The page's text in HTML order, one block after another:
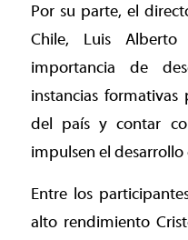
Por su parte, el
Chile, Luis
importancia de
instancias
del país y contar
impulsen el
Entre los
alto rendimiento